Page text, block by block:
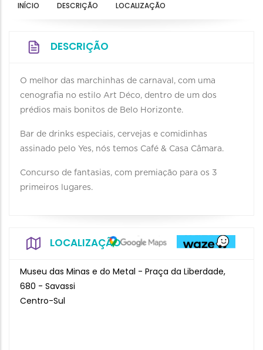
INÍCIO DESCRIÇÃO LOCALIZAÇÃO
DESCRIÇÃO
O melhor das marchinhas de carnaval, com uma
cenografia no estilo Art Déco, dentro de um dos
prédios mais bonitos de Belo Horizonte.
Bar de drinks especiais, cervejas e comidinhas
assinado pelo Yes, nós temos Café & Casa Câmara.
Concurso de fantasias, com premiação para os 3
primeiros lugares.
LOCALIZAÇÃO
Museu das Minas e do Metal - Praça da Liberdade,
680 - Savassi
Centro-Sul